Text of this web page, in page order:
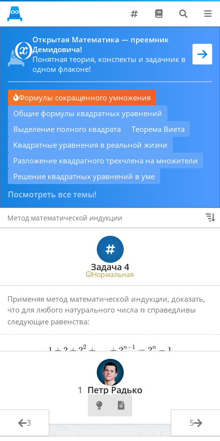
Поддержать
Хронология
Решатели
Проблемы
Открытая Математика — преемник
Демидовича!
Понятная теория, конспекты и задачник в
одном флаконе!
Формулы сокращенного умножения
Общие формулы квадратных уравнений
Выделение полного квадрата
Теорема Виета
Квадратные уравнения в реальной жизни
Разложение квадратного трехчлена на множители
Решение квадратных уравнений в уме
Посмотреть все темы!
Метод математической индукции
Задача 4
Нормальная
Применяя метод математической индукции, доказать,
что для любого натурального числа n справедливы
следующие равенства:
1+2+22 +…+2n−1 = 2n −1
1 Петр Радько
Указание
Решение
3 5